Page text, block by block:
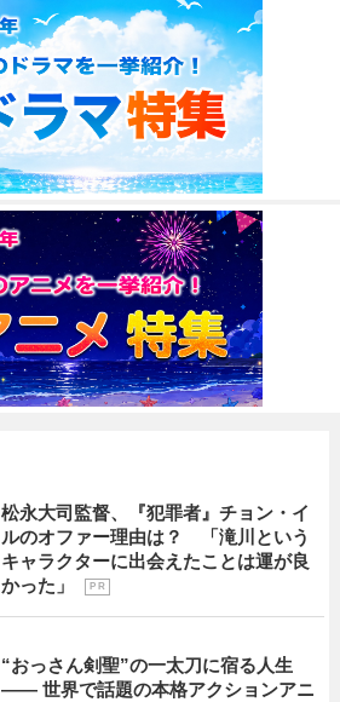
松永大司監督、『犯罪者』チョン・イ
ルのオファー理由は？ 「滝川という
キャラクターに出会えたことは運が良
かった」
P R
“おっさん剣聖”の一太刀に宿る人生
―― 世界で話題の本格アクションアニ